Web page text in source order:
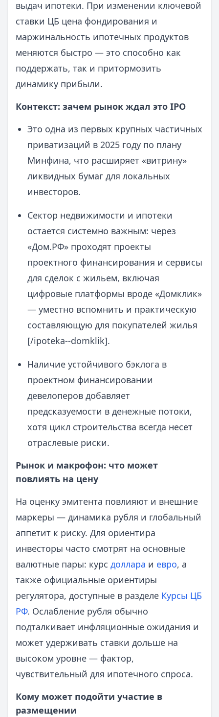
выдач ипотеки. При изменении ключевой
ставки ЦБ цена фондирования и
маржинальность ипотечных продуктов
меняются быстро — это способно как
поддержать, так и притормозить
динамику прибыли.
Контекст: зачем рынок ждал это IPO
Это одна из первых крупных частичных
приватизаций в 2025 году по плану
Минфина, что расширяет «витрину»
ликвидных бумаг для локальных
инвесторов.
Сектор недвижимости и ипотеки
остается системно важным: через
«Дом.РФ» проходят проекты
проектного финансирования и сервисы
для сделок с жильем, включая
цифровые платформы вроде «Домклик»
— уместно вспомнить и практическую
составляющую для покупателей жилья
[/ipoteka--domklik].
Наличие устойчивого бэклога в
проектном финансировании
девелоперов добавляет
предсказуемости в денежные потоки,
хотя цикл строительства всегда несет
отраслевые риски.
Рынок и макрофон: что может
повлиять на цену
На оценку эмитента повлияют и внешние
маркеры — динамика рубля и глобальный
аппетит к риску. Для ориентира
инвесторы часто смотрят на основные
валютные пары: курс доллара и евро, а
также официальные ориентиры
регулятора, доступные в разделе Курсы ЦБ
РФ. Ослабление рубля обычно
подталкивает инфляционные ожидания и
может удерживать ставки дольше на
высоком уровне — фактор,
чувствительный для ипотечного спроса.
Кому может подойти участие в
размещении